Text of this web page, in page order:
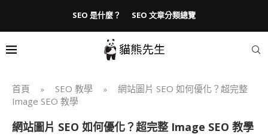
SEO 是什麼？ SEO 文章分類總覽
首頁 » SEO 教學 »
網站圖片 SEO 如何優化？超完整
Image SEO 教學
網站圖片 SEO 如何優化？超完整 Image SEO 教學